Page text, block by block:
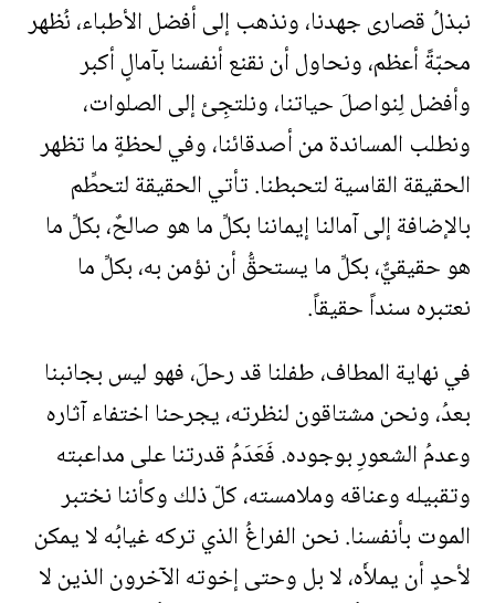
نبذلُ قصارى جهدنا، ونذهب إلى أفضل الأطباء، نُظهر
محبّةً أعظم، ونحاول أن نقنع أنفسنا بآمالٍ أكبر
وأفضل لِنواصلَ حياتنا، ونلتجِئ إلى الصلوات،
ونطلب المساندة من أصدقائنا، وفي لحظةٍ ما تظهر
الحقيقة القاسية لتحبطنا. تأتي الحقيقة لتحطِّم
بالإضافة إلى آمالنا إيماننا بكلِّ ما هو صالحٌ، بكلِّ ما
هو حقيقيٌّ، بكلِّ ما يستحقُّ أن نؤمن به، بكلِّ ما
نعتبره سنداً حقيقاً.
في نهاية المطاف، طفلنا قد رحلَ، فهو ليس بجانبنا
بعدُ، ونحن مشتاقون لنظرته، يجرحنا اختفاء آثاره
وعدمُ الشعورِ بوجوده. فَعَدَمُ قدرتنا على مداعبته
وتقبيله وعناقه وملامسته، كلّ ذلك وكأننا نختبر
الموت بأنفسنا. نحن الفراغُ الذي تركه غيابُه لا يمكن
لأحدٍ أن يملأَه، لا بل وحتى إخوته الآخرون الذين لا